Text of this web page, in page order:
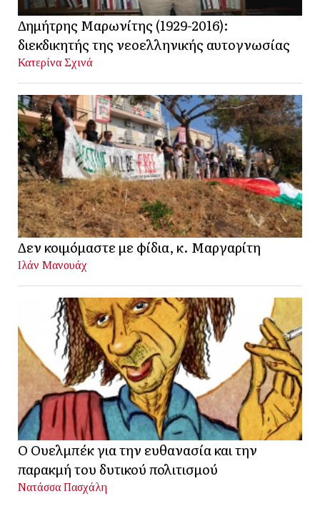
Δημήτρης Μαρωνίτης (1929-2016):
διεκδικητής της νεοελληνικής αυτογνωσίας
Κατερίνα Σχινά
Δεν κοιμόμαστε με φίδια, κ. Μαργαρίτη
Ιλάν Μανουάχ
Ο Ουελμπέκ για την ευθανασία και την
παρακμή του δυτικού πολιτισμού
Νατάσσα Πασχάλη